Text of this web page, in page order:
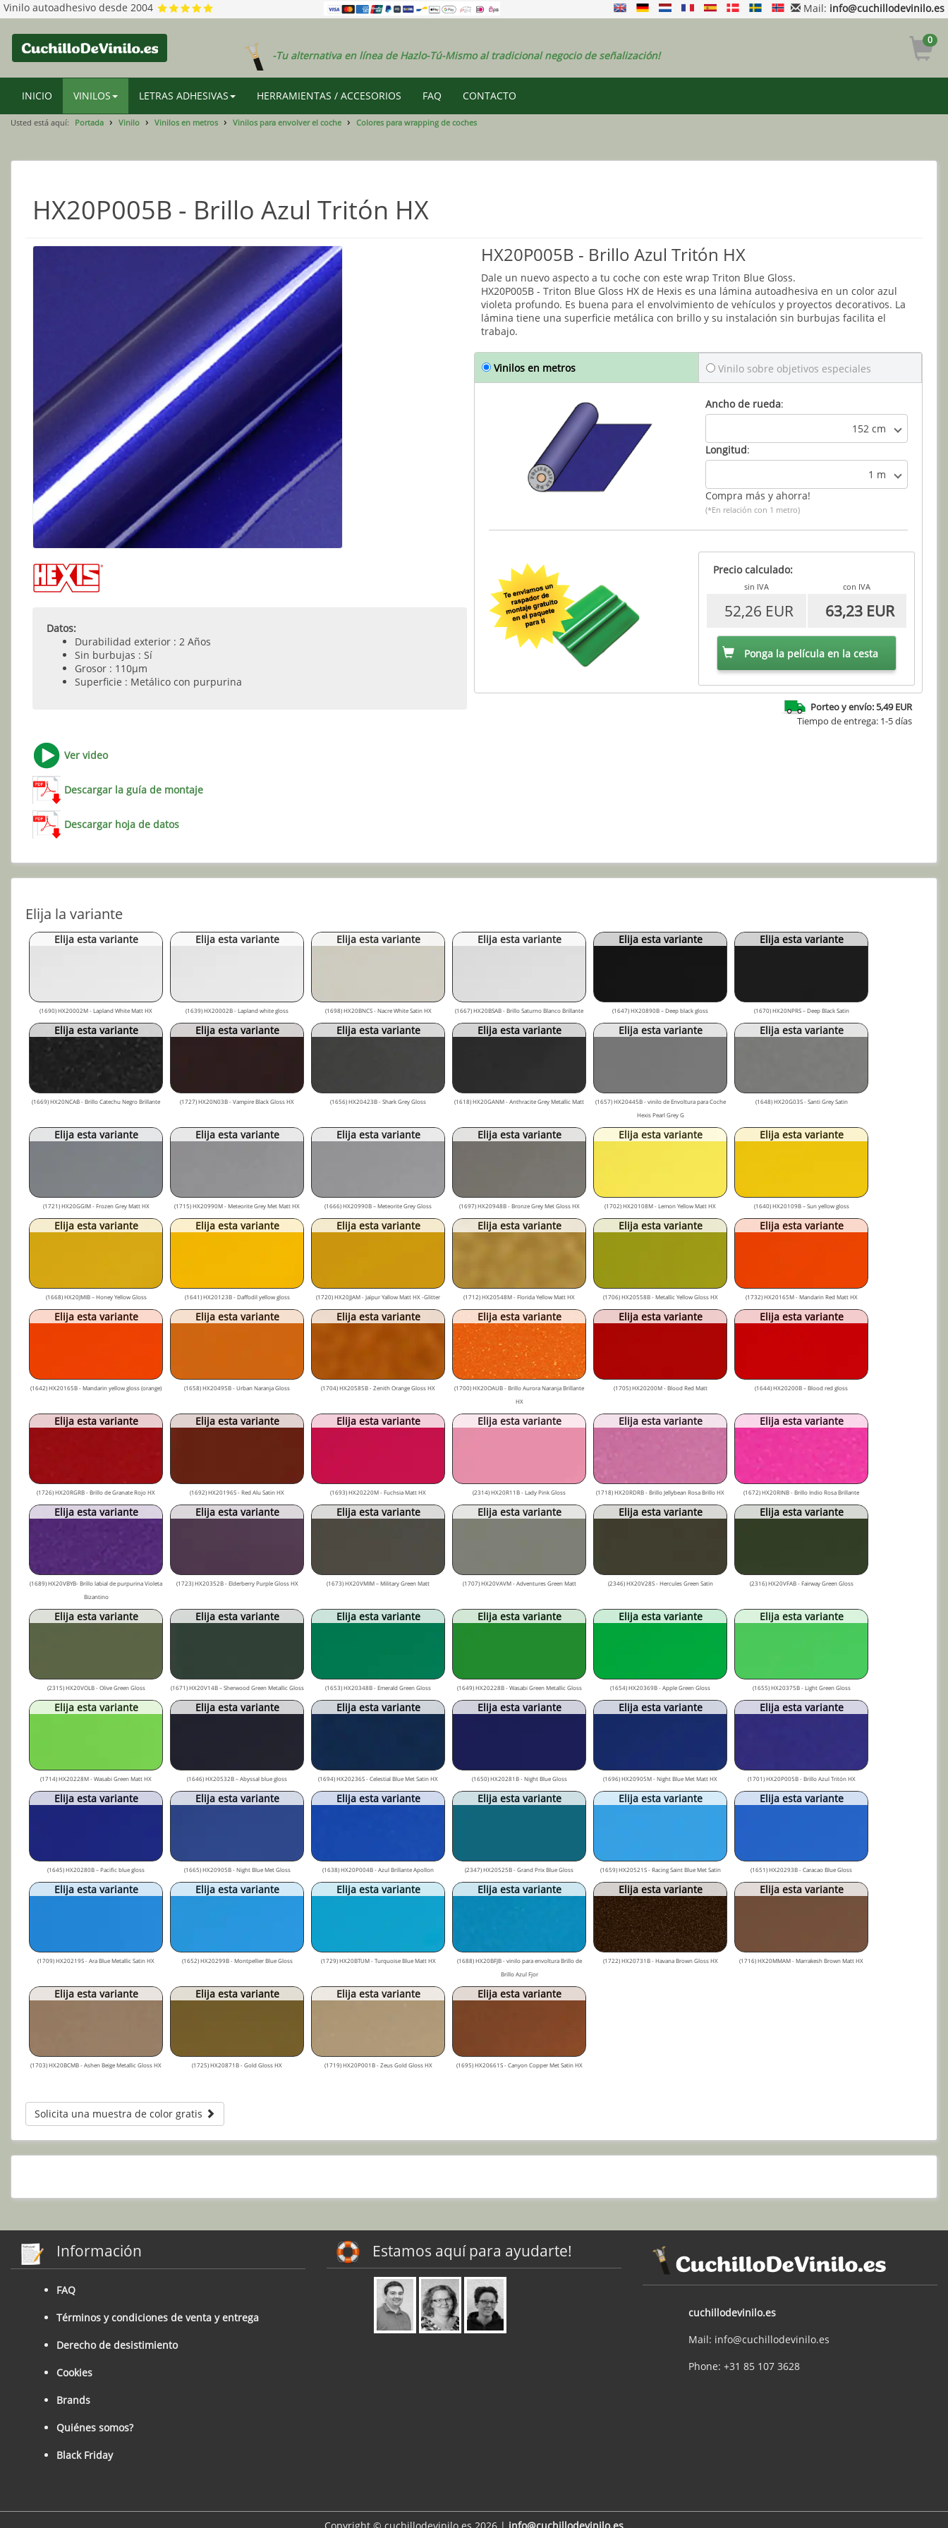
Vinilo autoadhesivo desde 2004 Mail: info@cuchillodevinilo.es
-Tu alternativa en línea de Hazlo-Tú-Mismo al tradicional negocio de señalización!
0
INICIO VINILOS LETRAS ADHESIVAS HERRAMIENTAS / ACCESORIOS FAQ CONTACTO
Usted está aquí: Portada Vinilo Vinilos en metros Vinilos para envolver el coche Colores para wrapping de coches
HX20P005B - Brillo Azul Tritón HX
Datos:
Durabilidad exterior : 2 Años
Sin burbujas : Sí
Grosor : 110µm
Superficie : Metálico con purpurina
Ver video
Descargar la guía de montaje
Descargar hoja de datos
HX20P005B - Brillo Azul Tritón HX
Dale un nuevo aspecto a tu coche con este wrap Triton Blue Gloss.
HX20P005B - Triton Blue Gloss HX de Hexis es una lámina autoadhesiva en un color azul
violeta profundo. Es buena para el envolvimiento de vehículos y proyectos decorativos. La
lámina tiene una superficie metálica con brillo y su instalación sin burbujas facilita el
trabajo.
Vinilos en metros Vinilo sobre objetivos especiales
Ancho de rueda:
152 cm
Longitud:
1 m
Compra más y ahorra!
(*En relación con 1 metro)
Precio calculado:
sin IVA con IVA
52,26 EUR 63,23 EUR
Ponga la película en la cesta
Porteo y envío: 5,49 EUR
Tiempo de entrega: 1-5 días
Elija la variante
Elija esta variante
(1690) HX20002M - Lapland White Matt HX
Elija esta variante
(1639) HX20002B - Lapland white gloss
Elija esta variante
(1698) HX20BNCS - Nacre White Satin HX
Elija esta variante
(1667) HX20BSAB - Brillo Saturno Blanco Brillante
Elija esta variante
(1647) HX20890B – Deep black gloss
Elija esta variante
(1670) HX20NPRS – Deep Black Satin
Elija esta variante
(1669) HX20NCAB - Brillo Catechu Negro Brillante
Elija esta variante
(1727) HX20N03B - Vampire Black Gloss HX
Elija esta variante
(1656) HX20423B - Shark Grey Gloss
Elija esta variante
(1618) HX20GANM - Anthracite Grey Metallic Matt
Elija esta variante
(1657) HX20445B - vinilo de Envoltura para Coche
Hexis Pearl Grey G
Elija esta variante
(1648) HX20G03S - Santi Grey Satin
Elija esta variante
(1721) HX20GGIM - Frozen Grey Matt HX
Elija esta variante
(1715) HX20990M - Meteorite Grey Met Matt HX
Elija esta variante
(1666) HX20990B – Meteorite Grey Gloss
Elija esta variante
(1697) HX20948B - Bronze Grey Met Gloss HX
Elija esta variante
(1702) HX20108M - Lemon Yellow Matt HX
Elija esta variante
(1640) HX20109B – Sun yellow gloss
Elija esta variante
(1668) HX20JMIB – Honey Yellow Gloss
Elija esta variante
(1641) HX20123B - Daffodil yellow gloss
Elija esta variante
(1720) HX20JJAM - Jaïpur Yallow Matt HX -Glitter
Elija esta variante
(1712) HX20548M - Florida Yellow Matt HX
Elija esta variante
(1706) HX20558B - Metallic Yellow Gloss HX
Elija esta variante
(1732) HX20165M - Mandarin Red Matt HX
Elija esta variante
(1642) HX20165B - Mandarin yellow gloss (orange)
Elija esta variante
(1658) HX20495B - Urban Naranja Gloss
Elija esta variante
(1704) HX20585B - Zenith Orange Gloss HX
Elija esta variante
(1700) HX20OAUB - Brillo Aurora Naranja Brillante
HX
Elija esta variante
(1705) HX20200M - Blood Red Matt
Elija esta variante
(1644) HX20200B – Blood red gloss
Elija esta variante
(1726) HX20RGRB - Brillo de Granate Rojo HX
Elija esta variante
(1692) HX20196S - Red Alu Satin HX
Elija esta variante
(1693) HX20220M - Fuchsia Matt HX
Elija esta variante
(2314) HX20R11B - Lady Pink Gloss
Elija esta variante
(1718) HX20RDRB - Brillo Jellybean Rosa Brillo HX
Elija esta variante
(1672) HX20RINB - Brillo Indio Rosa Brillante
Elija esta variante
(1689) HX20VBYB- Brillo labial de purpurina Violeta
Bizantino
Elija esta variante
(1723) HX20352B - Elderberry Purple Gloss HX
Elija esta variante
(1673) HX20VMIM – Military Green Matt
Elija esta variante
(1707) HX20VAVM - Adventures Green Matt
Elija esta variante
(2346) HX20V28S - Hercules Green Satin
Elija esta variante
(2316) HX20VFAB - Fairway Green Gloss
Elija esta variante
(2315) HX20VOLB - Olive Green Gloss
Elija esta variante
(1671) HX20V14B – Sherwood Green Metallic Gloss
Elija esta variante
(1653) HX20348B - Emerald Green Gloss
Elija esta variante
(1649) HX20228B - Wasabi Green Metallic Gloss
Elija esta variante
(1654) HX20369B - Apple Green Gloss
Elija esta variante
(1655) HX20375B - Light Green Gloss
Elija esta variante
(1714) HX20228M - Wasabi Green Matt HX
Elija esta variante
(1646) HX20532B – Abyssal blue gloss
Elija esta variante
(1694) HX20236S - Celestial Blue Met Satin HX
Elija esta variante
(1650) HX20281B - Night Blue Gloss
Elija esta variante
(1696) HX20905M - Night Blue Met Matt HX
Elija esta variante
(1701) HX20P005B - Brillo Azul Tritón HX
Elija esta variante
(1645) HX20280B – Pacific blue gloss
Elija esta variante
(1665) HX20905B - Night Blue Met Gloss
Elija esta variante
(1638) HX20P004B - Azul Brillante Apollon
Elija esta variante
(2347) HX20525B - Grand Prix Blue Gloss
Elija esta variante
(1659) HX20521S - Racing Saint Blue Met Satin
Elija esta variante
(1651) HX20293B - Caracao Blue Gloss
Elija esta variante
(1709) HX20219S - Ara Blue Metallic Satin HX
Elija esta variante
(1652) HX20299B - Montpellier Blue Gloss
Elija esta variante
(1729) HX20BTUM - Turquoise Blue Matt HX
Elija esta variante
(1688) HX20BFJB - vinilo para envoltura Brillo de
Brillo Azul Fjor
Elija esta variante
(1722) HX20731B - Havana Brown Gloss HX
Elija esta variante
(1716) HX20MMAM - Marrakesh Brown Matt HX
Elija esta variante
(1703) HX20BCMB - Ashen Beige Metallic Gloss HX
Elija esta variante
(1725) HX20871B - Gold Gloss HX
Elija esta variante
(1719) HX20P001B - Zeus Gold Gloss HX
Elija esta variante
(1695) HX20661S - Canyon Copper Met Satin HX
Solicita una muestra de color gratis
Información
FAQ
Términos y condiciones de venta y entrega
Derecho de desistimiento
Cookies
Brands
Quiénes somos?
Black Friday
Estamos aquí para ayudarte!
cuchillodevinilo.es
Mail: info@cuchillodevinilo.es
Phone: +31 85 107 3628